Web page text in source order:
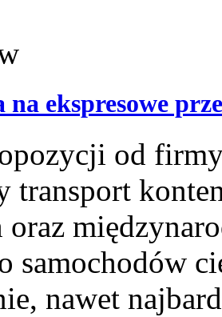
na ekspresowe
od
transport
samochodów
nawet